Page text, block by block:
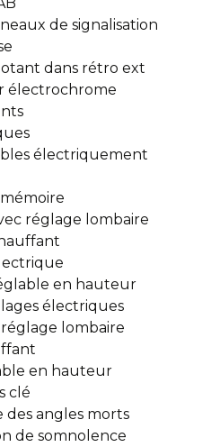
de signalisation
dans rétro ext
électrochrome
électriquement
réglage lombaire
en hauteur
électriques
réglage lombaire
en hauteur
clé
des angles morts
de somnolence